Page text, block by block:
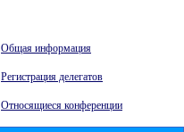
Общая информация
Регистрация делегатов
Относящиеся конференции